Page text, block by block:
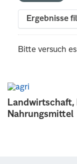
Landwirtschaft,
Nahrungsmittel
Ergebnisse
Bitte versuch